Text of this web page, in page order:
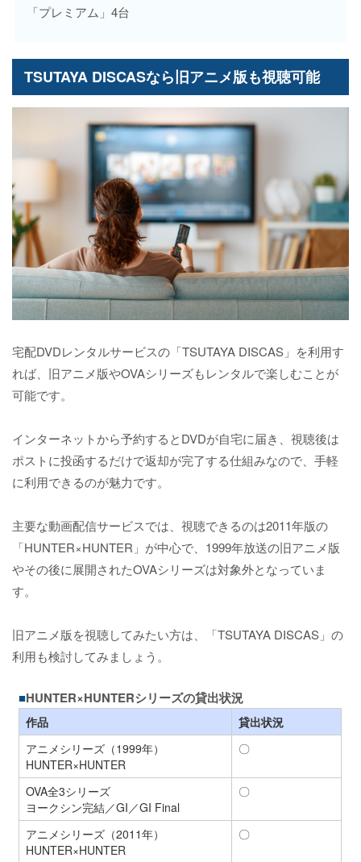
「プレミアム」4台
TSUTAYA DISCASなら旧アニメ版も視聴可能
宅配DVDレンタルサービスの「TSUTAYA DISCAS」を利用す
れば、旧アニメ版やOVAシリーズもレンタルで楽しむことが
可能です。
インターネットから予約するとDVDが自宅に届き、視聴後は
ポストに投函するだけで返却が完了する仕組みなので、手軽
に利用できるのが魅力です。
主要な動画配信サービスでは、視聴できるのは2011年版の
「HUNTER×HUNTER」が中心で、1999年放送の旧アニメ版
やその後に展開されたOVAシリーズは対象外となっていま
す。
旧アニメ版を視聴してみたい方は、「TSUTAYA DISCAS」の
利用も検討してみましょう。
HUNTER×HUNTERシリーズの貸出状況
作品
貸出状況
アニメシリーズ（1999年）
HUNTER×HUNTER
〇
OVA全3シリーズ
ヨークシン完結／GI／GI Final
〇
アニメシリーズ（2011年）
HUNTER×HUNTER
〇